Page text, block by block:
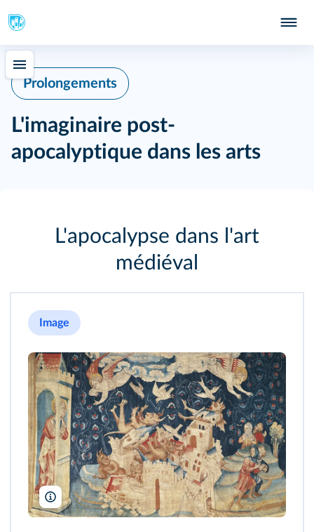
Prolongements
L'imaginaire post-
apocalyptique dans les arts
L'apocalypse dans l'art
médiéval
Image
Bridgeman Images